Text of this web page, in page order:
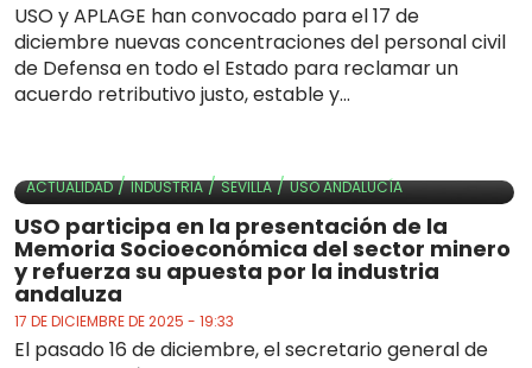
USO y APLAGE han convocado para el 17 de
diciembre nuevas concentraciones del personal civil
de Defensa en todo el Estado para reclamar un
acuerdo retributivo justo, estable y...
ACTUALIDAD/INDUSTRIA/SEVILLA/USO ANDALUCÍA
USO participa en la presentación de la
Memoria Socioeconómica del sector minero
y refuerza su apuesta por la industria
andaluza
17 DE DICIEMBRE DE 2025 - 19:33
El pasado 16 de diciembre, el secretario general de